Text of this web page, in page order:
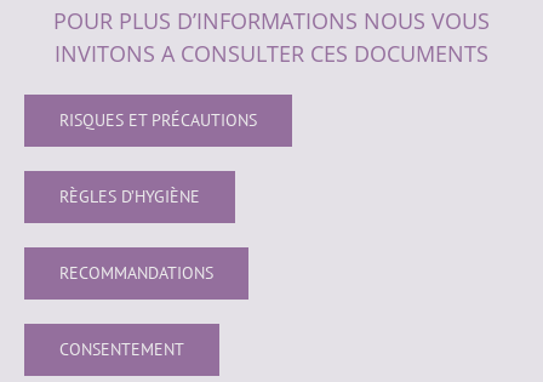
POUR PLUS D’INFORMATIONS NOUS VOUS
INVITONS A CONSULTER CES DOCUMENTS
RISQUES ET PRÉCAUTIONS
RÈGLES D’HYGIÈNE
RECOMMANDATIONS
CONSENTEMENT